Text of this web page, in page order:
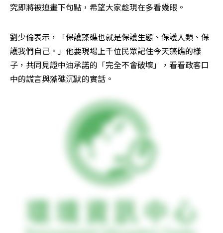
究即將被迫畫下句點，希望大家趁現在多看幾眼。
劉少倫表示，「保護藻礁也就是保護生態、保護人類、保
護我們自己。」他要現場上千位民眾記住今天藻礁的樣
子，共同見證中油承諾的「完全不會破壞」，看看政客口
中的謊言與藻礁沉默的實話。